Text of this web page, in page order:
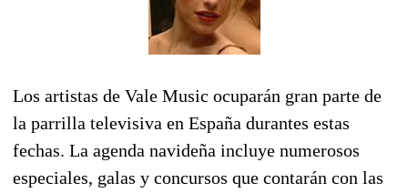
Los artistas de Vale Music ocuparán gran parte de
la parrilla televisiva en España durantes estas
fechas. La agenda navideña incluye numerosos
especiales, galas y concursos que contarán con las